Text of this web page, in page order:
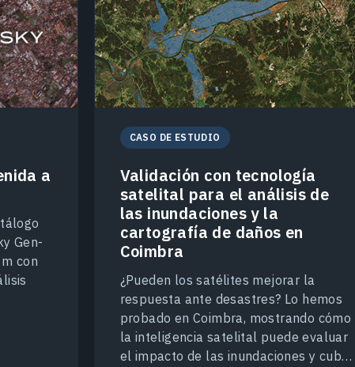
a
Gen-
con
CASO DE ESTUDIO
Validación con tecnología
satelital para el análisis de
las inundaciones y la
cartografía de daños en
Coimbra
¿Pueden los satélites mejorar la
respuesta ante desastres? Lo hemos
probado en Coimbra, mostrando cómo
la inteligencia satelital puede evaluar
el impacto de las inundaciones y cubrir